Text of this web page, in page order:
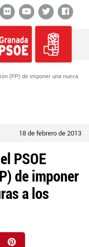
Twitter
YouTube
Flickr
(PP) de imponer una nueva
18 de febrero de 2013
PSOE
de imponer
a los